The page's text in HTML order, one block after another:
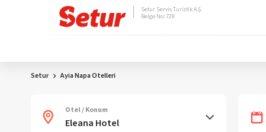
Setur Servis Turistik A.Ş.
Belge No: 728
Setur Ayia Napa Otelleri
Otel / Konum